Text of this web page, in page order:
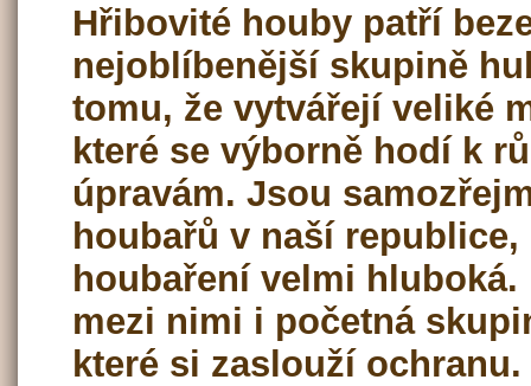
Hřibovité houby patří
nejoblíbenější skupině
tomu, že vytvářejí veliké
které se výborně hodí k
úpravám. Jsou
houbařů v naší
houbaření velmi hluboká.
mezi nimi i početná
které si zaslouží ochranu.